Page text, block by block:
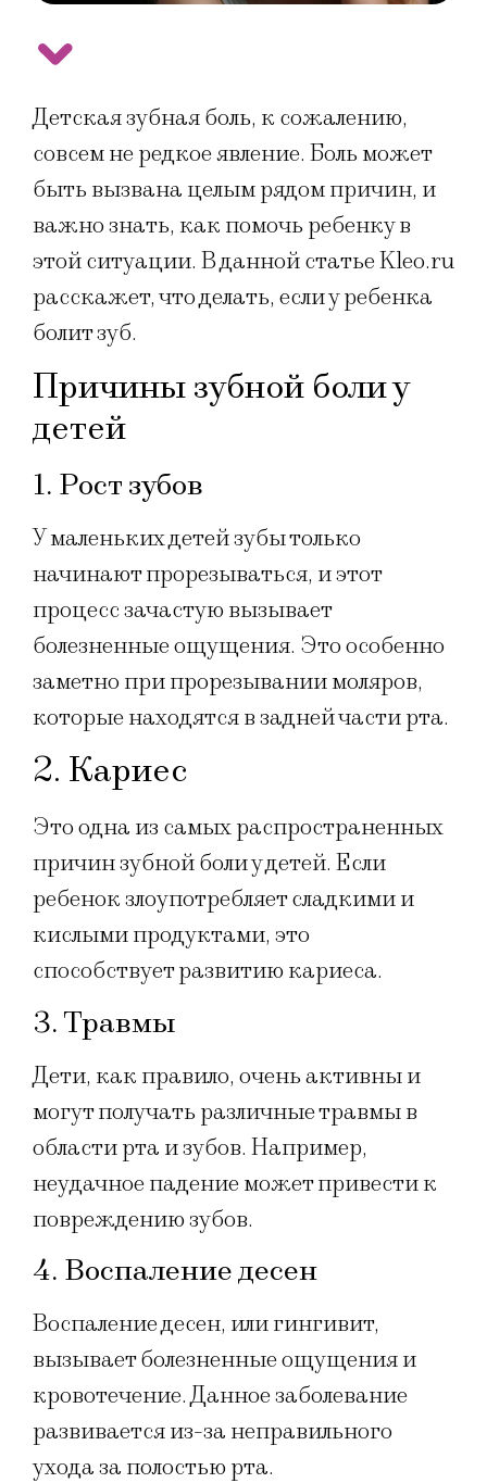
Детская зубная боль, к сожалению,
совсем не редкое явление. Боль может
быть вызвана целым рядом причин, и
важно знать, как помочь ребенку в
этой ситуации. В данной статье Kleo.ru
расскажет, что делать, если у ребенка
болит зуб.
Причины зубной боли у
детей
1. Рост зубов
У маленьких детей зубы только
начинают прорезываться, и этот
процесс зачастую вызывает
болезненные ощущения. Это особенно
заметно при прорезывании моляров,
которые находятся в задней части рта.
2. Кариес
Это одна из самых распространенных
причин зубной боли у детей. Если
ребенок злоупотребляет сладкими и
кислыми продуктами, это
способствует развитию кариеса.
3. Травмы
Дети, как правило, очень активны и
могут получать различные травмы в
области рта и зубов. Например,
неудачное падение может привести к
повреждению зубов.
4. Воспаление десен
Воспаление десен, или гингивит,
вызывает болезненные ощущения и
кровотечение. Данное заболевание
развивается из-за неправильного
ухода за полостью рта.